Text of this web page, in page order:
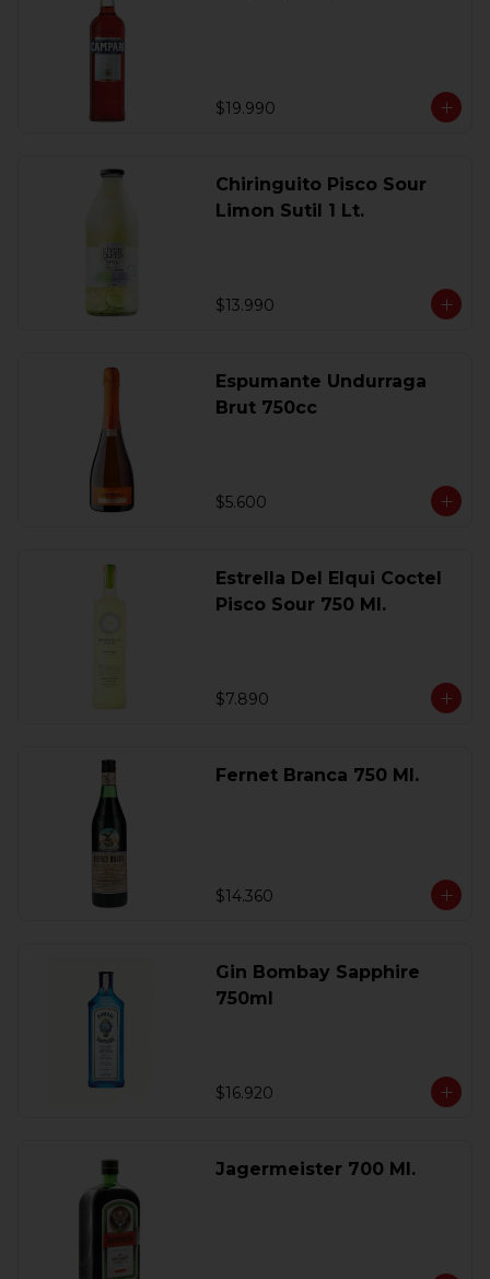
$19.990
Chiringuito Pisco Sour
Limon Sutil 1 Lt.
$13.990
Espumante Undurraga
Brut 750cc
$5.600
Estrella Del Elqui Coctel
Pisco Sour 750 Ml.
$7.890
Fernet Branca 750 Ml.
$14.360
Gin Bombay Sapphire
750ml
$16.920
Jagermeister 700 Ml.